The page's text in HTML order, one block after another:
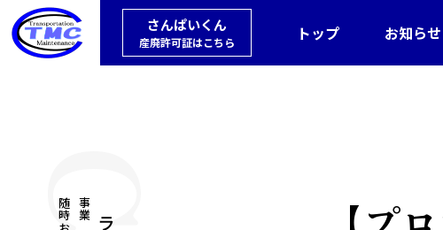
さんぱいくん
産廃許可証はこちら トップ お知らせ